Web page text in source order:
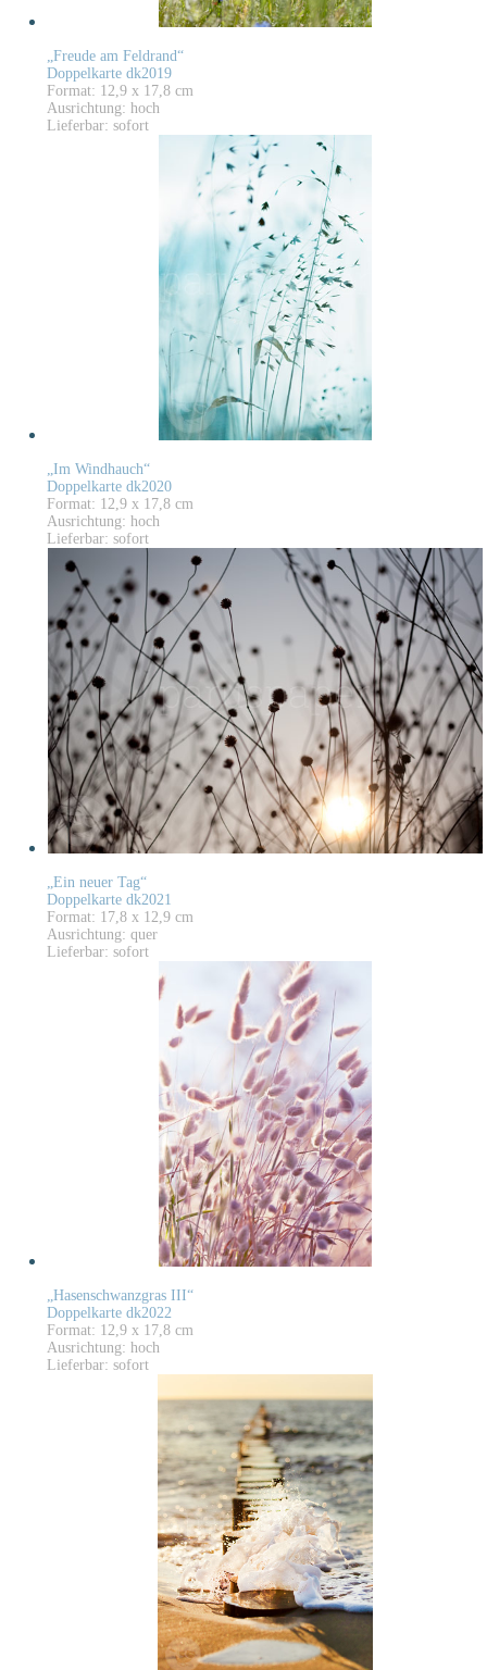
„Freude am Feldrand“
Doppelkarte dk2019
Format: 12,9 x 17,8 cm
Ausrichtung: hoch
Lieferbar: sofort
„Im Windhauch“
Doppelkarte dk2020
Format: 12,9 x 17,8 cm
Ausrichtung: hoch
Lieferbar: sofort
„Ein neuer Tag“
Doppelkarte dk2021
Format: 17,8 x 12,9 cm
Ausrichtung: quer
Lieferbar: sofort
„Hasenschwanzgras III“
Doppelkarte dk2022
Format: 12,9 x 17,8 cm
Ausrichtung: hoch
Lieferbar: sofort